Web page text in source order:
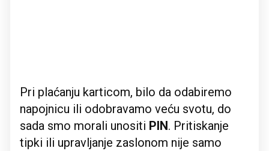
Pri plaćanju karticom, bilo da odabiremo
napojnicu ili odobravamo veću svotu, do
sada smo morali unositi PIN. Pritiskanje
tipki ili upravljanje zaslonom nije samo